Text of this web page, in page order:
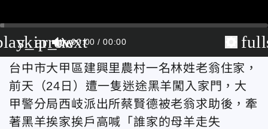
skip_next
00:00 00:00
台中市大甲區建興里農村一名林姓老翁住家，
前天（24日）遭一隻迷途黑羊闖入家門，大
甲警分局西岐派出所蔡賢德被老翁求助後，牽
著黑羊挨家挨戶高喊「誰家的母羊走失